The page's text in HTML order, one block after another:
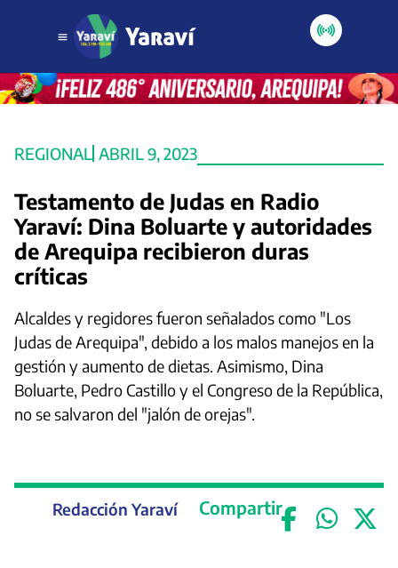
REGIONAL ABRIL 9, 2023
Testamento de Judas en Radio
Yaraví: Dina Boluarte y autoridades
de Arequipa recibieron duras
críticas
Alcaldes y regidores fueron señalados como "Los
Judas de Arequipa", debido a los malos manejos en la
gestión y aumento de dietas. Asimismo, Dina
Boluarte, Pedro Castillo y el Congreso de la República,
no se salvaron del "jalón de orejas".
Redacción Yaraví Compartir